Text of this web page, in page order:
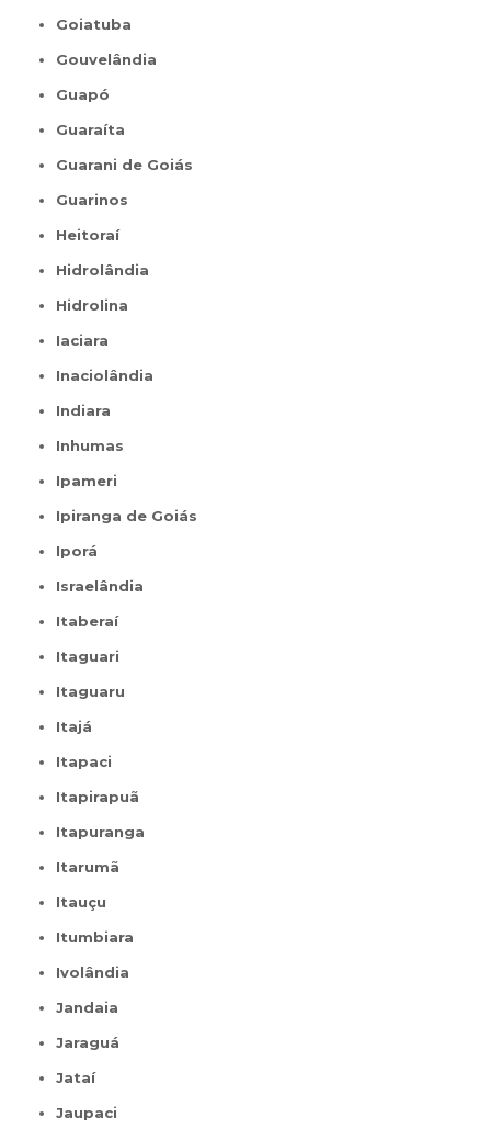
Goiatuba
Gouvelândia
Guapó
Guaraíta
Guarani de Goiás
Guarinos
Heitoraí
Hidrolândia
Hidrolina
Iaciara
Inaciolândia
Indiara
Inhumas
Ipameri
Ipiranga de Goiás
Iporá
Israelândia
Itaberaí
Itaguari
Itaguaru
Itajá
Itapaci
Itapirapuã
Itapuranga
Itarumã
Itauçu
Itumbiara
Ivolândia
Jandaia
Jaraguá
Jataí
Jaupaci